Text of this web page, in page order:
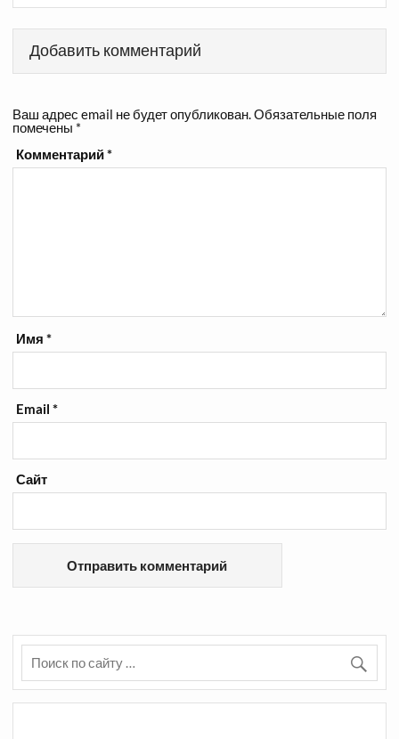
Добавить комментарий
Ваш адрес email не будет опубликован. Обязательные поля
помечены *
Комментарий*
Имя*
Email*
Сайт